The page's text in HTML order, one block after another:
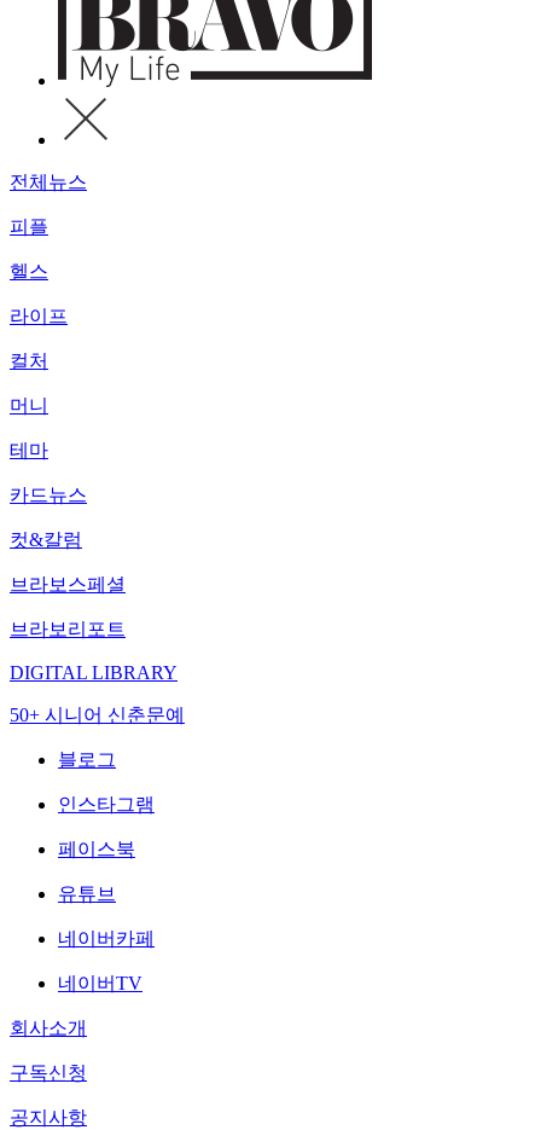
전체뉴스
피플
헬스
라이프
컬처
머니
테마
카드뉴스
컷&칼럼
브라보스페셜
브라보리포트
DIGITAL LIBRARY
50+ 시니어 신춘문예
블로그
인스타그램
페이스북
유튜브
네이버카페
네이버TV
회사소개
구독신청
공지사항